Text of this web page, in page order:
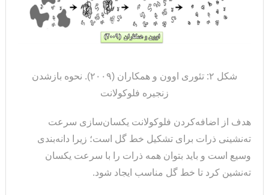
شکل ۲: تئوری اوون و همکاران (۲۰۰۹). نحوه بازشدن
زنجیره فلوکولانت
هدف از اضافه‌کردن فلوکولانت یکسان‌سازی سرعت
ته‌نشینی ذرات برای تشکیل خط گل است؛ زیرا دانه‌بندی
وسیع است و باید بتوان همه ذرات را با سرعت یکسان
ته‌نشین کرد تا خط گل مناسب ایجاد شود.